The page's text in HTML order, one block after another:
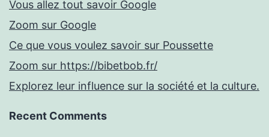
Vous allez tout savoir Google
Zoom sur Google
Ce que vous voulez savoir sur Poussette
Zoom sur https://bibetbob.fr/
Explorez leur influence sur la société et la culture.
Recent Comments